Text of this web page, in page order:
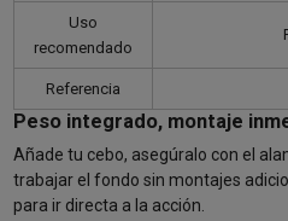
Uso
recomendado
Referencia
Peso integrado, montaje
Añade tu cebo, asegúralo con el
trabajar el fondo sin montajes
para ir directa a la acción.